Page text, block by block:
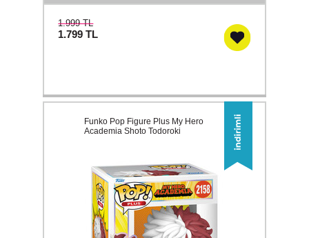
1.999 TL
1.799TL
Funko Pop Figure Plus My Hero
Academia Shoto Todoroki